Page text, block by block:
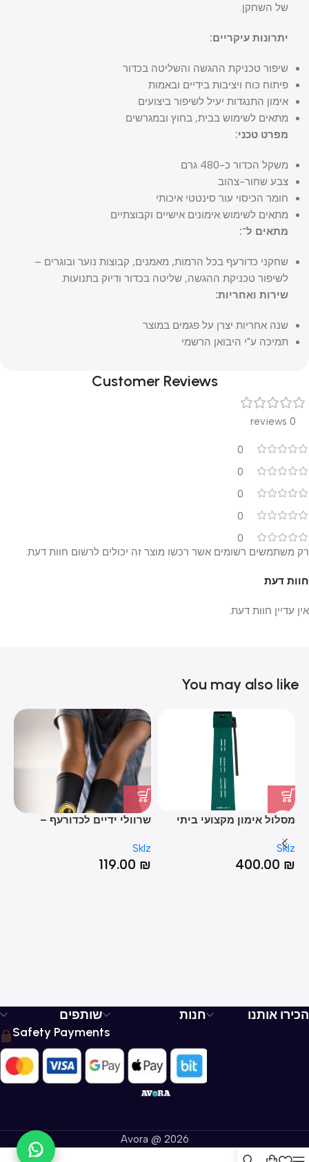
של השחקן.
יתרונות עיקריים:
שיפור טכניקת ההגשה והשליטה בכדור
פיתוח כוח ויציבות בידיים ובאמות
אימון התנגדות יעיל לשיפור ביצועים
מתאים לשימוש בבית, בחוץ ובמגרשים
מפרט טכני:
משקל הכדור כ-480 גרם
צבע שחור-צהוב
חומר הכיסוי עור סינטטי איכותי
מתאים לשימוש אימונים אישיים וקבוצתיים
מתאים ל־:
שחקני כדורעף בכל הרמות, מאמנים, קבוצות נוער ובוגרים –
לשיפור טכניקת ההגשה, שליטה בכדור ודיוק בתנועות.
שירות ואחריות:
שנה אחריות יצרן על פגמים במוצר
תמיכה ע"י היבואן הרשמי
Customer Reviews
0 reviews
0
0
0
0
0
חוות דעת
אין עדיין חוות דעת.
רק משתמשים רשומים אשר רכשו מוצר זה יכולים לרשום חוות דעת.
You may also like
מסלול אימון מקצועי ביתי
Sklz
400.00 ₪
שרוולי ידיים לכדורעף –
Sklz
119.00 ₪
הכירו אותנו חנות
שותפים
Safety Payments
Avora @ 2026